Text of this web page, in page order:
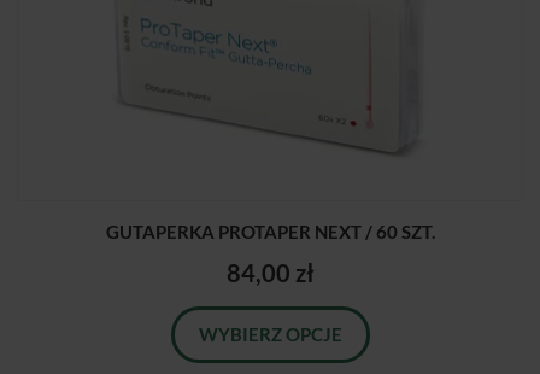
GUTAPERKA PROTAPER NEXT / 60 SZT.
84,00 zł
WYBIERZ OPCJE